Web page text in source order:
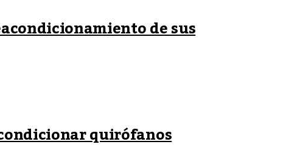
de sus
quirófanos